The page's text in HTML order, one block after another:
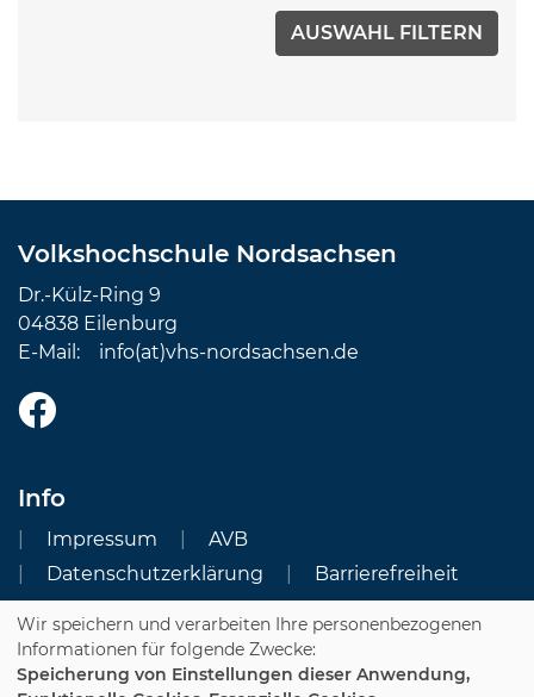
Volkshochschule Nordsachsen
Dr.-Külz-Ring 9
04838 Eilenburg
E-Mail: info(at)vhs-nordsachsen.de
Info
Impressum
AVB
Datenschutzerklärung
Barrierefreiheit
Cookie Einstellungen
Dozenten-Login
Wir speichern und verarbeiten Ihre personenbezogenen
Informationen für folgende Zwecke:
Speicherung von Einstellungen dieser Anwendung,